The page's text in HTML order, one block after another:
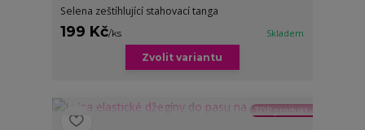
Selena zeštíhlující stahovací tanga
199 Kč/ks Skladem
Zvolit variantu
TOP produkt